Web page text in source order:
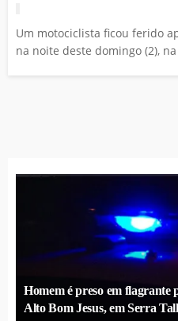
Um motociclista ficou ferido
na noite deste domingo (2),
Homem é preso em flagrante
Alto Bom Jesus, em Serra